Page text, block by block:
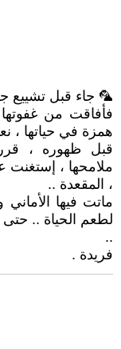
🦜 جاء قبل تشييع
فأفاقت من
همزة في حياتها ،
قبل ظهوره ،
ملامحها ، إستغنت
، المقعدة ..
ماتت فيها
لطعم الحياة ..
..
فريدة .